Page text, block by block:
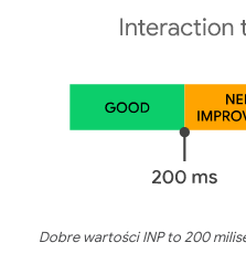
Dobre wartości INP to 200